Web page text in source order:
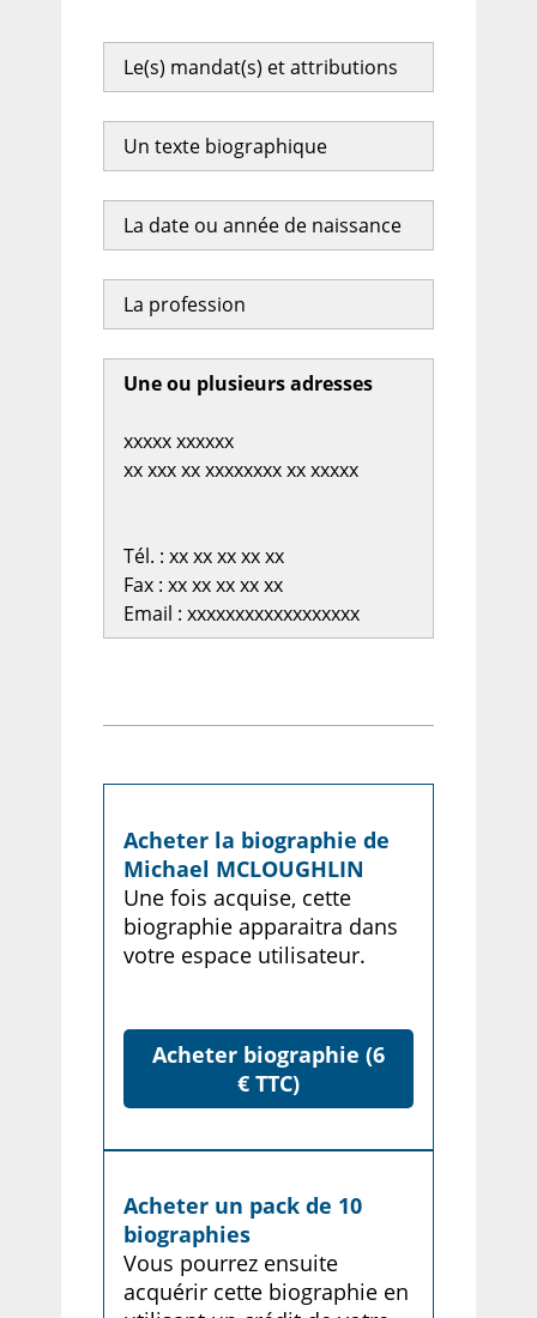
Le(s) mandat(s) et attributions
Un texte biographique
La date ou année de naissance
La profession
Une ou plusieurs adresses
xxxxx xxxxxx
xx xxx xx xxxxxxxx xx xxxxx
Tél. : xx xx xx xx xx
Fax : xx xx xx xx xx
Email : xxxxxxxxxxxxxxxxxx
Acheter la biographie de
Michael MCLOUGHLIN
Une fois acquise, cette
biographie apparaitra dans
votre espace utilisateur.
Acheter biographie (6
€ TTC)
Acheter un pack de 10
biographies
Vous pourrez ensuite
acquérir cette biographie en